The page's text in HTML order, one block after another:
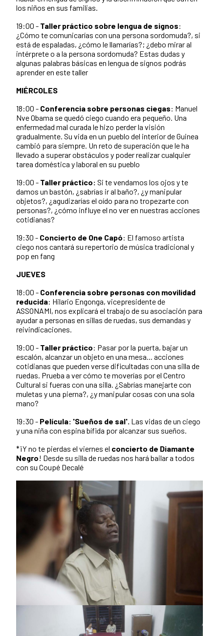
los niños en sus familias.
19:00 - Taller práctico sobre lengua de signos:
¿Cómo te comunicarías con una persona sordomuda?, si
está de espaladas, ¿cómo le llamarías?; ¿debo mirar al
intérprete o a la persona sordomuda? Estas dudas y
algunas palabras básicas en lengua de signos podrás
aprender en este taller
MIÉRCOLES
18:00 - Conferencia sobre personas ciegas: Manuel
Nve Obama se quedó ciego cuando era pequeño. Una
enfermedad mal curada le hizo perder la visión
gradualmente. Su vida en un pueblo del interior de Guinea
cambió para siempre. Un reto de superación que le ha
llevado a superar obstáculos y poder realizar cualquier
tarea doméstica y laboral en su pueblo
19:00 - Taller práctico: Si te vendamos los ojos y te
damos un bastón, ¿sabrías ir al baño?, ¿y manipular
objetos?, ¿agudizarías el oído para no tropezarte con
personas?, ¿cómo influye el no ver en nuestras acciones
cotidianas?
19:30 - Concierto de One Capó: El famoso artista
ciego nos cantará su repertorio de música tradicional y
pop en fang
JUEVES
18:00 - Conferencia sobre personas con movilidad
reducida: Hilario Engonga, vicepresidente de
ASSONAMI, nos explicará el trabajo de su asociación para
ayudar a personas en sillas de ruedas, sus demandas y
reivindicaciones.
19:00 - Taller práctico: Pasar por la puerta, bajar un
escalón, alcanzar un objeto en una mesa... acciones
cotidianas que pueden verse dificultadas con una silla de
ruedas. Prueba a ver cómo te moverías por el Centro
Cultural si fueras con una silla. ¿Sabrías manejarte con
muletas y una pierna?, ¿y manipular cosas con una sola
mano?
19:30 - Película: 'Sueños de sal'. Las vidas de un ciego
y una niña con espina bífida por alcanzar sus sueños.
*¡Y no te pierdas el viernes el concierto de Diamante
Negro! Desde su silla de ruedas nos hará bailar a todos
con su Coupé Decalé